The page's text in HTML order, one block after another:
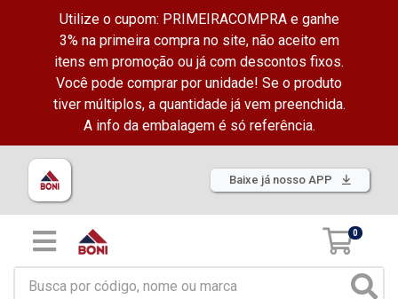
Utilize o cupom: PRIMEIRACOMPRA e ganhe
3% na primeira compra no site, não aceito em
itens em promoção ou já com descontos fixos.
Você pode comprar por unidade! Se o produto
tiver múltiplos, a quantidade já vem preenchida.
A info da embalagem é só referência.
Baixe já nosso APP
0